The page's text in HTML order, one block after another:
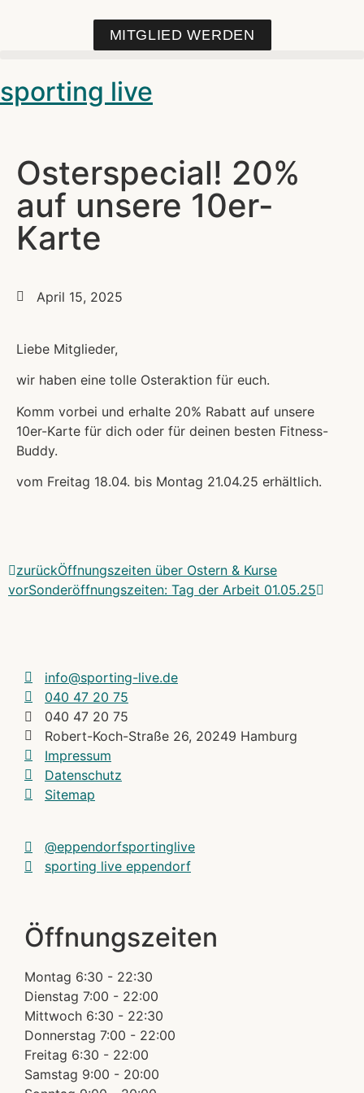
MITGLIED WERDEN
sporting live
Osterspecial! 20%
auf unsere 10er-
Karte
April 15, 2025
Liebe Mitglieder,
wir haben eine tolle Osteraktion für euch.
Komm vorbei und erhalte 20% Rabatt auf unsere
10er-Karte für dich oder für deinen besten Fitness-
Buddy.
vom Freitag 18.04. bis Montag 21.04.25 erhältlich.
zurückÖffnungszeiten über Ostern & Kurse
vorSonderöffnungszeiten: Tag der Arbeit 01.05.25
info@sporting-live.de
040 47 20 75
040 47 20 75
Robert-Koch-Straße 26, 20249 Hamburg
Impressum
Datenschutz
Sitemap
@eppendorfsportinglive
sporting live eppendorf
Öffnungszeiten
Montag 6:30 - 22:30
Dienstag 7:00 - 22:00
Mittwoch 6:30 - 22:30
Donnerstag 7:00 - 22:00
Freitag 6:30 - 22:00
Samstag 9:00 - 20:00